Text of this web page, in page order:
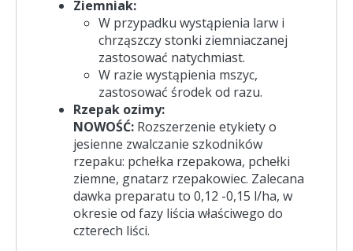
Ziemniak:
W przypadku wystąpienia larw i
chrząszczy stonki ziemniaczanej
zastosować natychmiast.
W razie wystąpienia mszyc,
zastosować środek od razu.
Rzepak ozimy:
NOWOŚĆ: Rozszerzenie etykiety o
jesienne zwalczanie szkodników
rzepaku: pchełka rzepakowa, pchełki
ziemne, gnatarz rzepakowiec. Zalecana
dawka preparatu to 0,12 -0,15 l/ha, w
okresie od fazy liścia właściwego do
czterech liści.